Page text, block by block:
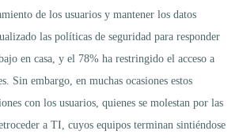
de los usuarios y mantener los datos
las políticas de seguridad para responder
en casa, y el 78% ha restringido el acceso a
Sin embargo, en muchas ocasiones estos
con los usuarios, quienes se molestan por las
a TI, cuyos equipos terminan sintiéndose